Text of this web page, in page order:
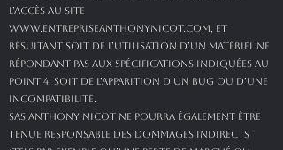
l’accès au site
www.entrepriseanthonynicot.com, et
résultant soit de l’utilisation d’un matériel ne
répondant pas aux spécifications indiquées au
point 4, soit de l’apparition d’un bug ou d’une
incompatibilité.
SAS ANTHONY NICOT ne pourra également être
tenue responsable des dommages indirects